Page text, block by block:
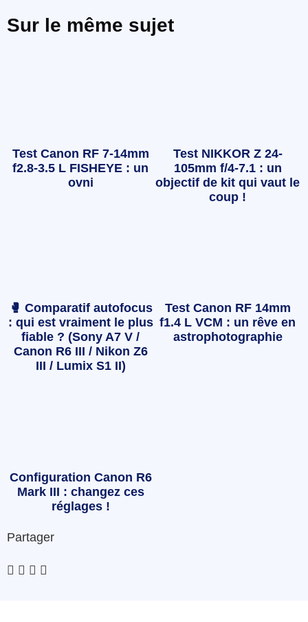
Sur le même sujet
Test Canon RF 7-14mm
f2.8-3.5 L FISHEYE : un
ovni
Test NIKKOR Z 24-
105mm f/4-7.1 : un
objectif de kit qui vaut le
coup !
🥊 Comparatif autofocus
: qui est vraiment le plus
fiable ? (Sony A7 V /
Canon R6 III / Nikon Z6
III / Lumix S1 II)
Test Canon RF 14mm
f1.4 L VCM : un rêve en
astrophotographie
Configuration Canon R6
Mark III : changez ces
réglages !
Partager